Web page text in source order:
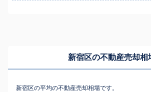
新宿区の不動産売却相
新宿区の平均の不動産売却相場です。